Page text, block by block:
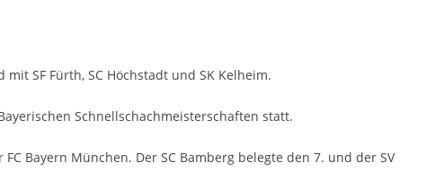
SF Fürth, SC Höchstadt und SK Kelheim.
Schnellschachmeisterschaften statt.
Bayern München. Der SC Bamberg belegte den 7. und der SV